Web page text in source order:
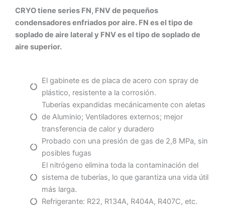
CRYO tiene series FN, FNV de pequeños
condensadores enfriados por aire. FN es el tipo de
soplado de aire lateral y FNV es el tipo de soplado de
aire superior.
El gabinete es de placa de acero con spray de
plástico, resistente a la corrosión.
Tuberías expandidas mecánicamente con aletas
de Aluminio; Ventiladores externos; mejor
transferencia de calor y duradero
Probado con una presión de gas de 2,8 MPa, sin
posibles fugas
El nitrógeno elimina toda la contaminación del
sistema de tuberías, lo que garantiza una vida útil
más larga.
Refrigerante: R22, R134A, R404A, R407C, etc.